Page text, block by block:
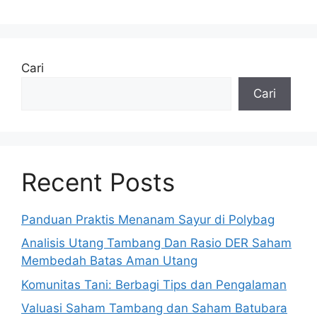
Cari
Cari
Recent Posts
Panduan Praktis Menanam Sayur di Polybag
Analisis Utang Tambang Dan Rasio DER Saham
Membedah Batas Aman Utang
Komunitas Tani: Berbagi Tips dan Pengalaman
Valuasi Saham Tambang dan Saham Batubara